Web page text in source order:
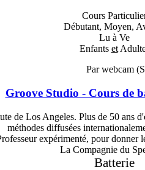
Cours
Débutant, Moyen,
Lu à Ve
Enfants et
Par webcam
Groove Studio - Cours de
de Los Angeles. Plus de 50 ans
méthodes diffusées
La Compagnie du
Batterie